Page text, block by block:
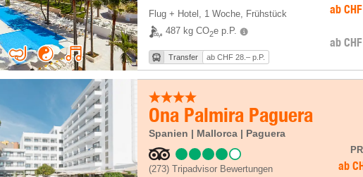
Flug + Hotel , 1 Woche, Frühstück
487 kg CO2e p.P.
Transfer ab CHF 28.– p.P.
ab CHF
ab CHF
Ona Palmira Paguera
Spanien | Mallorca | Paguera
(273) Tripadvisor Bewertungen ab